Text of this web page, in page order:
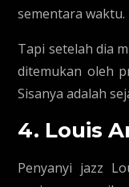
sementara waktu.
Tapi setelah dia
ditemukan oleh
Sisanya adalah
4. Louis
Penyanyi jazz